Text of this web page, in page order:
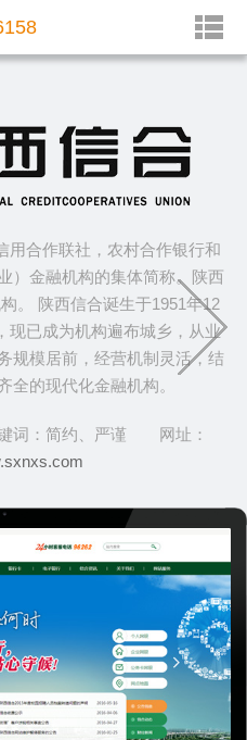
用合作联社，农村合作银行和
）金融机构的集体简称。陕西
。 陕西信合诞生于1951年12
现已成为机构遍布城乡，从业
规模居前，经营机制灵活，结
全的现代化金融机构。
词：简约、严谨 网址：